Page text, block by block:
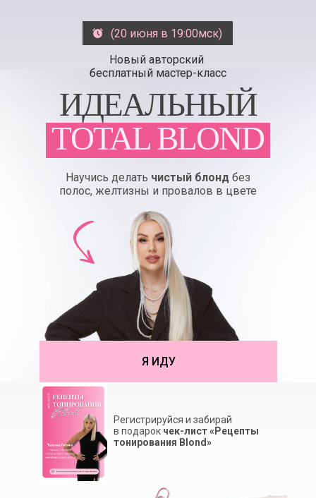
ИДЕАЛЬНЫЙ
TOTAL BLOND
Новый авторский
бесплатный мастер-класс
Научись делать чистый блонд без
полос, желтизны и провалов в цвете
Я ИДУ
(20 июня в 19:00мск)
Регистрируйся и забирай
в подарок чек-лист «Рецепты
тонирования Blond»